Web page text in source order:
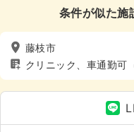
条件が似た施
藤枝市
クリニック、車通勤可